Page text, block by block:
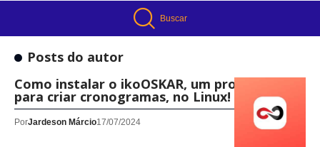
Buscar
Posts do autor
Como instalar o ikoOSKAR, um programa
para criar cronogramas, no Linux!
PorJardeson Márcio17/07/2024